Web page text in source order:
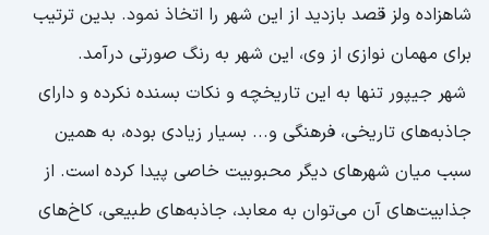
شاهزاده ولز قصد بازدید از این شهر را اتخاذ نمود. بدین ترتیب
برای مهمان نوازی از وی، این شهر به رنگ صورتی درآمد.
شهر جیپور تنها به این تاریخچه و نکات بسنده نکرده و دارای
جاذبه‌های تاریخی، فرهنگی و... بسیار زیادی بوده، به همین
سبب میان شهر‌های دیگر محبوبیت خاصی پیدا کرده است. از
جذابیت‌های آن می‌توان به معابد، جاذبه‌های طبیعی، کاخ‌های